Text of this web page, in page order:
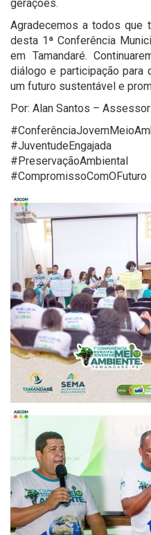
gerações.
Agradecemos a todos que
desta 1ª Conferência
em Tamandaré.
diálogo e participação para
um futuro sustentável e
Por: Alan Santos –
#CompromissoComOFuturo